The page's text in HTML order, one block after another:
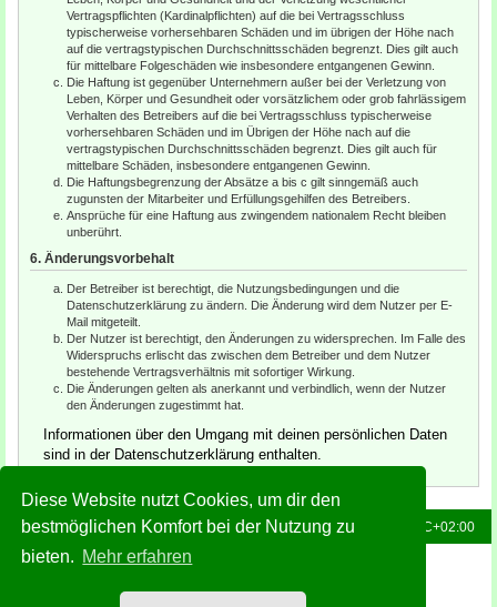
Diese Website nutzt Cookies, um dir den
bestmöglichen Komfort bei der Nutzung zu
bieten. Mehr erfahren
Vertragspflichten (Kardinalpflichten) auf die bei Vertragsschluss
typischerweise vorhersehbaren Schäden und im übrigen der Höhe nach
auf die vertragstypischen Durchschnittsschäden begrenzt. Dies gilt auch
für mittelbare Folgeschäden wie insbesondere entgangenen Gewinn.
Die Haftung ist gegenüber Unternehmern außer bei der Verletzung von
Leben, Körper und Gesundheit oder vorsätzlichem oder grob fahrlässigem
Verhalten des Betreibers auf die bei Vertragsschluss typischerweise
vorhersehbaren Schäden und im Übrigen der Höhe nach auf die
vertragstypischen Durchschnittsschäden begrenzt. Dies gilt auch für
mittelbare Schäden, insbesondere entgangenen Gewinn.
Die Haftungsbegrenzung der Absätze a bis c gilt sinngemäß auch
zugunsten der Mitarbeiter und Erfüllungsgehilfen des Betreibers.
Ansprüche für eine Haftung aus zwingendem nationalem Recht bleiben
unberührt.
6. Änderungsvorbehalt
Der Betreiber ist berechtigt, die Nutzungsbedingungen und die
Datenschutzerklärung zu ändern. Die Änderung wird dem Nutzer per E-
Mail mitgeteilt.
Der Nutzer ist berechtigt, den Änderungen zu widersprechen. Im Falle des
Widerspruchs erlischt das zwischen dem Betreiber und dem Nutzer
bestehende Vertragsverhältnis mit sofortiger Wirkung.
Die Änderungen gelten als anerkannt und verbindlich, wenn der Nutzer
den Änderungen zugestimmt hat.
Informationen über den Umgang mit deinen persönlichen Daten
sind in der Datenschutzerklärung enthalten.
Foren-Übersicht Alle Zeiten sind UTC+02:00
Powered byphpBB® Forum Software © phpBB Limited